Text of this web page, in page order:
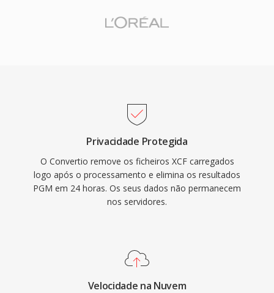
Privacidade Protegida
O Convertio remove os ficheiros XCF carregados
logo após o processamento e elimina os resultados
PGM em 24 horas. Os seus dados não permanecem
nos servidores.
Velocidade na Nuvem